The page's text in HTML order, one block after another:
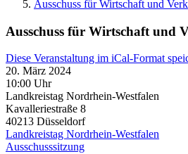
Ausschuss für Wirtschaft und
Ausschuss für Wirtschaft und
Diese Veranstaltung im iCal-Format
20. März 2024
10:00 Uhr
Landkreistag Nordrhein-Westfalen
Kavalleriestraße 8
40213 Düsseldorf
Landkreistag Nordrhein-Westfalen
Ausschusssitzung